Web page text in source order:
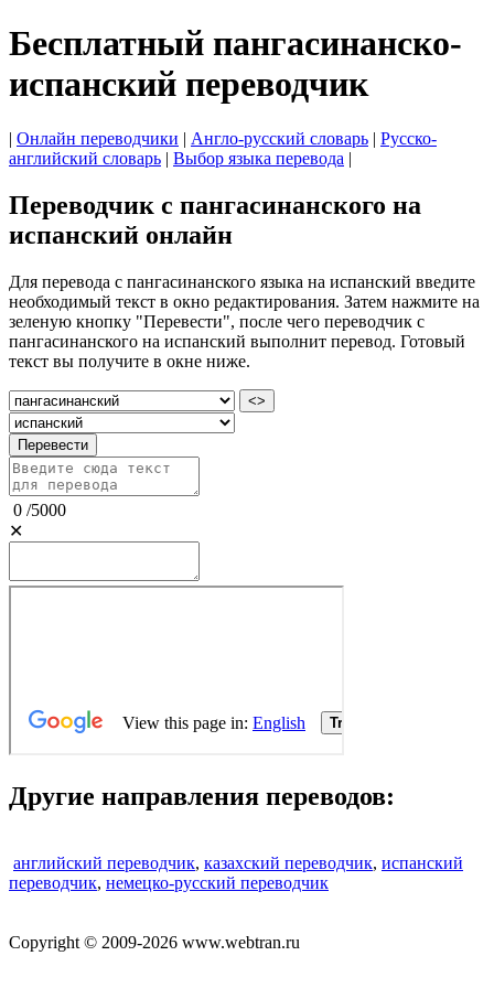
Бесплатный пангасинанско-
испанский переводчик
| Онлайн переводчики | Англо-русский словарь | Русско-
английский словарь | Выбор языка перевода |
Переводчик с пангасинанского на
испанский онлайн
Для перевода с пангасинанского языка на испанский введите
необходимый текст в окно редактирования. Затем нажмите на
зеленую кнопку "Перевести", после чего переводчик с
пангасинанского на испанский выполнит перевод. Готовый
текст вы получите в окне ниже.
<>
Перевести
0 /5000
✕
Другие направления переводов:
английский переводчик, казахский переводчик, испанский
переводчик, немецко-русский переводчик
Copyright © 2009-2026 www.webtran.ru